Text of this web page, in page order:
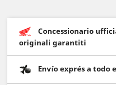
Concessionario
originali garantiti
Envío exprés a todo